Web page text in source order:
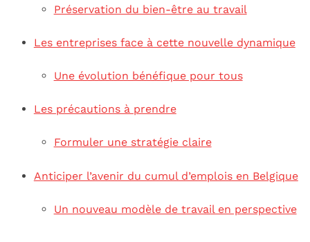
Préservation du bien-être au travail
Les entreprises face à cette nouvelle dynamique
Une évolution bénéfique pour tous
Les précautions à prendre
Formuler une stratégie claire
Anticiper l’avenir du cumul d’emplois en Belgique
Un nouveau modèle de travail en perspective